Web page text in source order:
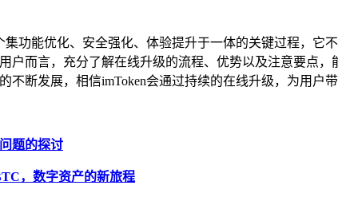
集功能优化、安全强化、体验提升于一体的关键过程，
户而言，充分了解在线升级的流程、优势以及注意要点
不断发展，相信imToken会通过持续的在线升级，为用户
题的探讨
，数字资产的新旅程